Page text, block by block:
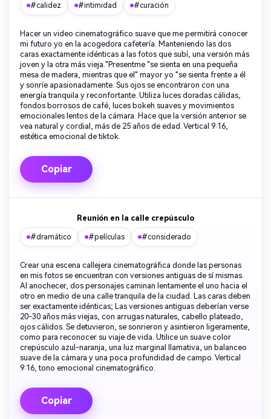
#calidez #intimidad #curación
Hacer un video cinematográfico suave que me permitirá conocer
mi futuro yo en la acogedora cafetería. Manteniendo las dos
caras exactamente idénticas a las fotos que subí, una versión más
joven y la otra más vieja."Presentme "se sienta en una pequeña
mesa de madera, mientras que el" mayor yo "se sienta frente a él
y sonríe apasionadamente. Sus ojos se encontraron con una
energía tranquila y reconfortante. Utiliza luces doradas cálidas,
fondos borrosos de café, luces bokeh suaves y movimientos
emocionales lentos de la cámara. Hace que la versión anterior se
vea natural y cordial, más de 25 años de edad. Vertical 9:16,
estética emocional de tiktok.
Copiar
Reunión en la calle crepúsculo
#dramático #películas #considerado
Crear una escena callejera cinematográfica donde las personas
en mis fotos se encuentran con versiones antiguas de sí mismas.
Al anochecer, dos personajes caminan lentamente el uno hacia el
otro en medio de una calle tranquila de la ciudad. Las caras deben
ser exactamente idénticas; Las versiones antiguas deberían verse
20-30 años más viejas, con arrugas naturales, cabello plateado,
ojos cálidos. Se detuvieron, se sonrieron y asintieron ligeramente,
como para reconocer su viaje de vida. Utilice un suave color
crepúsculo azul-naranja, una luz marginal llamativa, un balanceo
suave de la cámara y una poca profundidad de campo. Vertical
9:16, tono emocional cinematográfico.
Copiar